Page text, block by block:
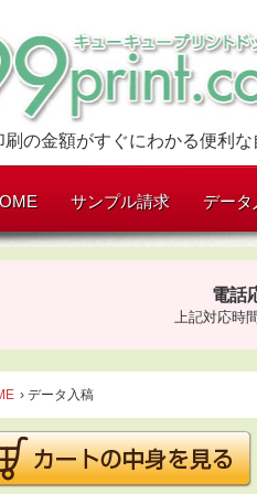
刷の金額がすぐにわかる便利
サンプル請求 データ
電話
上記対応時
› データ入稿